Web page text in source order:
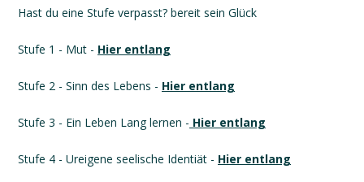
Hast du eine Stufe verpasst? bereit sein Glück
Stufe 1 - Mut - Hier entlang
Stufe 2 - Sinn des Lebens - Hier entlang
Stufe 3 - Ein Leben Lang lernen - Hier entlang
Stufe 4 - Ureigene seelische Identiät - Hier entlang